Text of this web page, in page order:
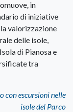
in
di iniziative
valorizzazione
delle isole,
di Pianosa e
tra
con escursioni nelle
isole del Parco